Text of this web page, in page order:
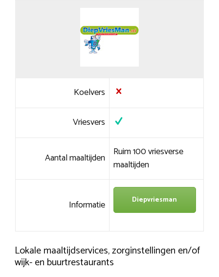
Koelvers
Vriesvers
Aantal maaltijden Ruim 100 vriesverse
maaltijden
Informatie Diepvriesman
Lokale maaltijdservices, zorginstellingen en/of
wijk- en buurtrestaurants